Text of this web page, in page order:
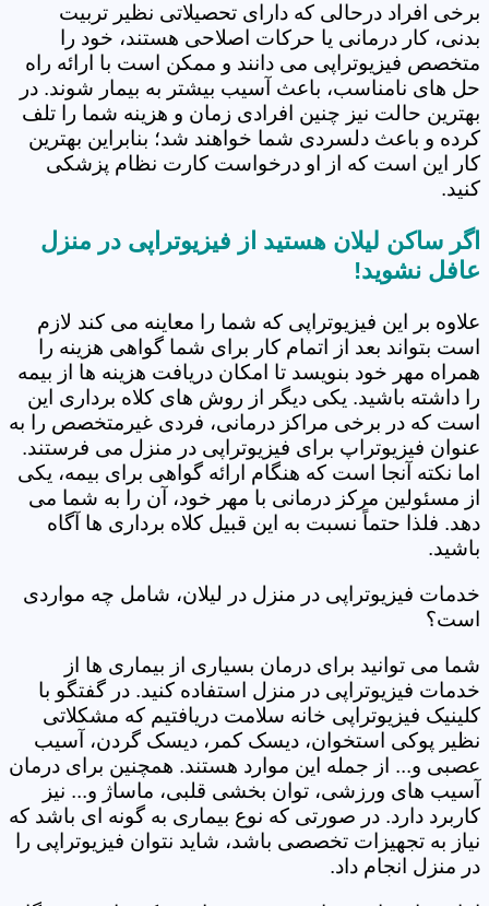
برخی افراد درحالی که دارای تحصیلاتی نظیر تربیت
بدنی، کار درمانی یا حرکات اصلاحی هستند، خود را
متخصص فیزیوتراپی می دانند و ممکن است با ارائه راه
حل های نامناسب، باعث آسیب بیشتر به بیمار شوند. در
بهترین حالت نیز چنین افرادی زمان و هزینه شما را تلف
کرده و باعث دلسردی شما خواهند شد؛ بنابراین بهترین
کار این است که از او درخواست کارت نظام پزشکی
کنید.
اگر ساکن لیلان هستید از فیزیوتراپی در منزل
عافل نشوید!
علاوه بر این فیزیوتراپی که شما را معاینه می کند لازم
است بتواند بعد از اتمام کار برای شما گواهی هزینه را
همراه مهر خود بنویسد تا امکان دریافت هزینه ها از بیمه
را داشته باشید. یکی دیگر از روش های کلاه برداری این
است که در برخی مراکز درمانی، فردی غیرمتخصص را به
عنوان فیزیوتراپ برای فیزیوتراپی در منزل می فرستند.
اما نکته آنجا است که هنگام ارائه گواهی برای بیمه، یکی
از مسئولین مرکز درمانی با مهر خود، آن را به شما می
دهد. فلذا حتماً نسبت به این قبیل کلاه برداری ها آگاه
باشید.
خدمات فیزیوتراپی در منزل در لیلان، شامل چه مواردی
است؟
شما می توانید برای درمان بسیاری از بیماری ها از
خدمات فیزیوتراپی در منزل استفاده کنید. در گفتگو با
کلینیک فیزیوتراپی خانه سلامت دریافتیم که مشکلاتی
نظیر پوکی استخوان، دیسک کمر، دیسک گردن، آسیب
عصبی و... از جمله این موارد هستند. همچنین برای درمان
آسیب های ورزشی، توان بخشی قلبی، ماساژ و... نیز
کاربرد دارد. در صورتی که نوع بیماری به گونه ای باشد که
نیاز به تجهیزات تخصصی باشد، شاید نتوان فیزیوتراپی را
در منزل انجام داد.